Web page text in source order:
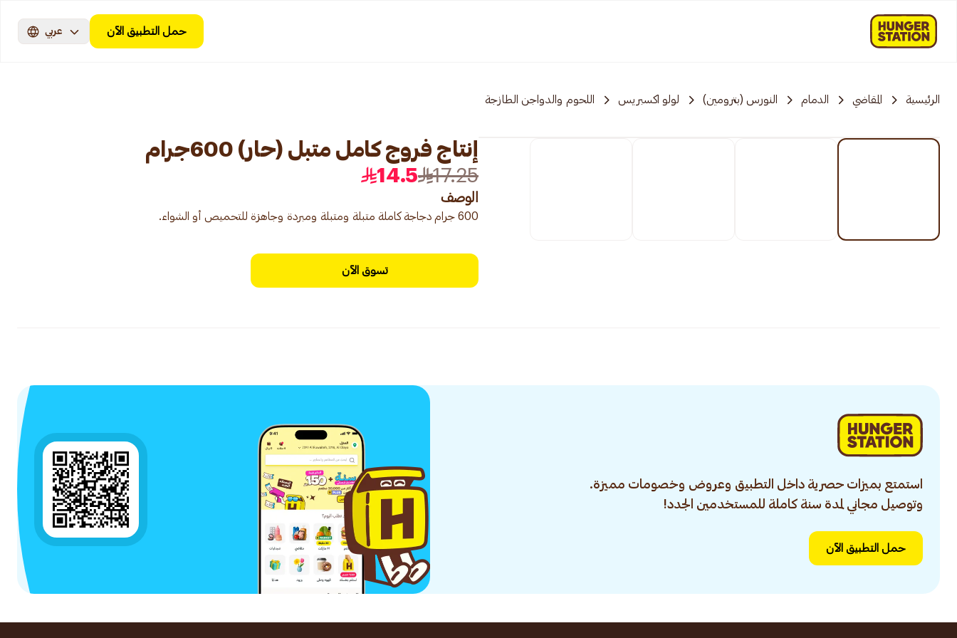
حمل التطبيق الآن عربي
الرئيسية المقاضي الدمام النورس (بترومين) لولو اكسبريس اللحوم والدواجن الطازجة
إنتاج فروج كامل متبل (حار) 600جرام
17.25
14.5
الوصف
600 جرام دجاجة كاملة متبلة ومتبلة ومبردة وجاهزة للتحميص أو الشواء.
تسوق الآن
استمتع بميزات حصرية داخل التطبيق وعروض وخصومات مميزة.
وتوصيل مجاني لمدة سنة كاملة للمستخدمين الجدد!
حمل التطبيق الآن